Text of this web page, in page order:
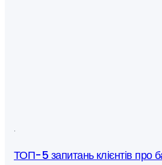
·
ТОП-5 запитань клієнтів про